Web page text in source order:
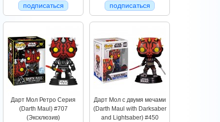
подписаться
подписаться
Дарт Мол Ретро Серия
(Darth Maul) #707
(Эксклюзив)
Дарт Мол с двумя мечами
(Darth Maul with Darksaber
and Lightsaber) #450